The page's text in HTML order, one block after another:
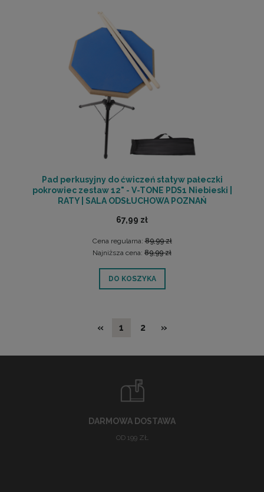
Pad perkusyjny do ćwiczeń statyw pałeczki
pokrowiec zestaw 12" - V-TONE PDS1 Niebieski |
RATY | SALA ODSŁUCHOWA POZNAŃ
67,99 zł
Cena regularna:89,99 zł
Najniższa cena: 89,99 zł
DO KOSZYKA
« 1 2 »
DARMOWA DOSTAWA
OD 199 ZŁ